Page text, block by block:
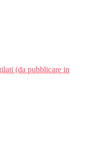
(da pubblicare in